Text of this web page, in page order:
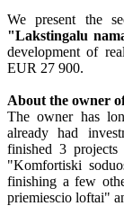
We present the
"Lakstingalu
development of
EUR 27 900.
About the owner
The owner has
already had
finished 3 projects
"Komfortiski
finishing a few
priemiescio loftai"